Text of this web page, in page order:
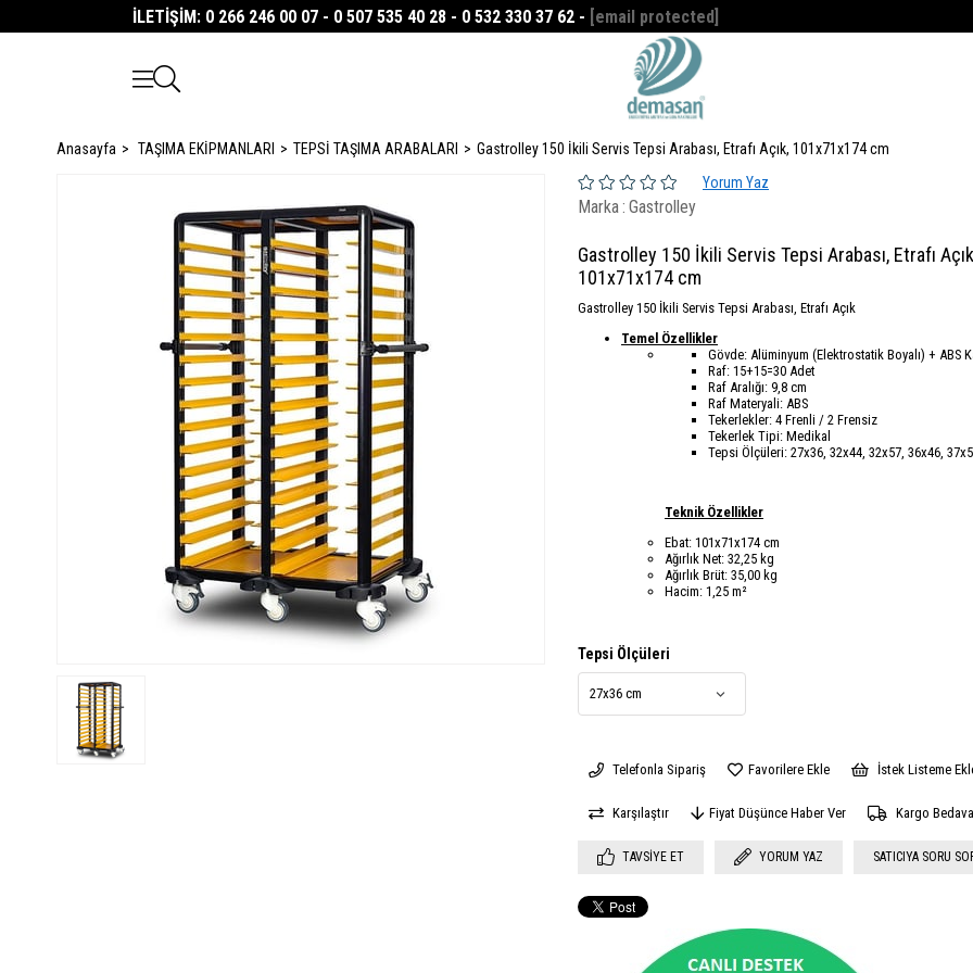
İLETİŞİM: 0 266 246 00 07 - 0 507 535 40 28 - 0 532 330 37 62 - [email protected]
Anasayfa TAŞIMA EKİPMANLARI TEPSİ TAŞIMA ARABALARI Gastrolley 150 İkili Servis Tepsi Arabası, Etrafı Açık, 101x71x174 cm
Yorum Yaz
Marka: Gastrolley
Gastrolley 150 İkili Servis Tepsi Arabası, Etrafı
101x71x174 cm
Gastrolley 150 İkili Servis Tepsi Arabası, Etrafı Açık
Temel Özellikler
Gövde: Alüminyum (Elektrostatik Boyalı) + ABS
Raf: 15+15=30 Adet
Raf Aralığı: 9,8 cm
Raf Materyali: ABS
Tekerlekler: 4 Frenli / 2 Frensiz
Tekerlek Tipi: Medikal
Tepsi Ölçüleri: 27x36, 32x44, 32x57, 36x46,
Teknik Özellikler
Ebat: 101x71x174 cm
Ağırlık Net: 32,25 kg
Ağırlık Brüt: 35,00 kg
Hacim: 1,25 m²
Tepsi Ölçüleri
Telefonla Sipariş Favorilere Ekle İstek Listeme
Karşılaştır Fiyat Düşünce Haber Ver Kargo Bedava
TAVSIYE ET YORUM YAZ SATICIYA SORU